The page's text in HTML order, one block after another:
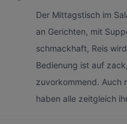
Der Mittagstisch im
an Gerichten, mit
schmackhaft, Reis
Bedienung ist auf
zuvorkommend. Auch
haben alle zeitgleich